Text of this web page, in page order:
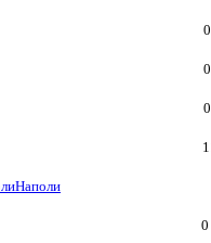
0
0
0
Наполи
0